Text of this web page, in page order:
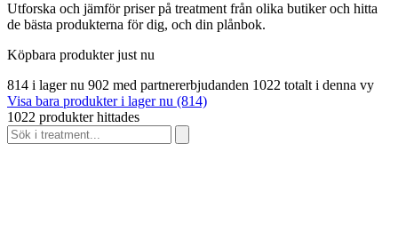
Utforska och jämför priser på treatment från olika butiker och hitta
de bästa produkterna för dig, och din plånbok.
Köpbara produkter just nu
814 i lager nu 902 med partnererbjudanden 1022 totalt i denna vy
Visa bara produkter i lager nu (814)
1022 produkter hittades